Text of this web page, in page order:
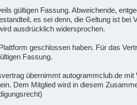
gültigen Fassung. Abweichende,
es sei denn, die Geltung ist bei
ausdrücklich widersprochen.
geschlossen haben. Für das
Fassung.
übernimmt autogrammclub.de mit
Dem Mitglied wird in diesem